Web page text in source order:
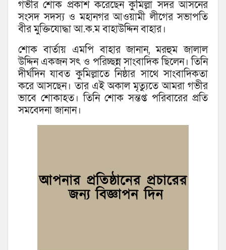
গভীর শোক প্রকাশ করেছেন কুমিল্লা সদর আসনের
সংসদ সদস্য ও মহানগর আওয়ামী লীগের সভাপতি
বীর মুক্তিযোদ্ধা আ.ক.ম বাহাউদ্দিন বাহার।
শোক বার্তায় এমপি বাহার জানান, মরহুম জালাল
উদ্দিন একজন সৎ ও পরিচ্ছন্ন সাংবাদিক ছিলেন। তিনি
দীর্ঘদিন যাবত কুমিল্লাতে নিষ্ঠার সাথে সাংবাদিকতা
করে আসছেন। তার এই অকাল মৃত্যুতে আমরা গভীর
ভাবে শোকাহত। তিনি শোক সন্তপ্ত পরিবারের প্রতি
সমবেদনা জানান।